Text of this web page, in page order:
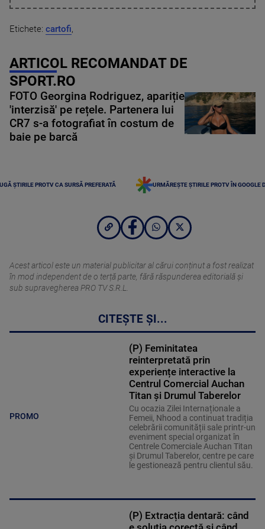
Etichete: cartofi,
ARTICOL RECOMANDAT DE
SPORT.RO
FOTO Georgina Rodriguez, apariție
'interzisă' pe rețele. Partenera lui
CR7 s-a fotografiat în costum de
baie pe barcă
ȘTIRILE PROTV CA SURSĂ PREFERATĂ URMĂREȘTE ȘTIRILE PROTV ÎN GOOGLE
Acest articol este un material publicitar al cărui conținut a fost realizat
în mod independent de o terță parte, fără răspunderea editorială şi
sub supravegherea PRO TV S.R.L.
CITEȘTE ȘI...
PROMO
(P) Feminitatea
reinterpretată prin
experiențe interactive la
Centrul Comercial Auchan
Titan și Drumul Taberelor
Cu ocazia Zilei Internaționale a
Femeii, Nhood a continuat tradiția
celebrării comunității sale printr-un
eveniment special organizat în
Centrele Comerciale Auchan Titan
și Drumul Taberelor, centre pe care
le gestionează pentru clientul său.
(P) Extracția dentară: când